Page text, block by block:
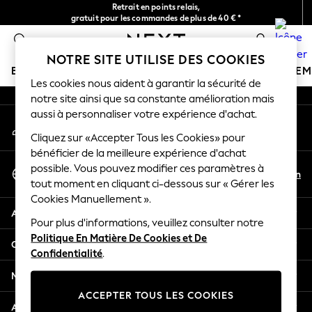
Retrait en points relais,
gratuit pour les commandes de plus de 40 € *
Livraison en 2-3 jours ouvrés*
BOUTIQUE VACANCES
HOLIDAY SHOP
Women's Holiday Shop
All Swimwear
All Beachwear
Bags & Accessories
Beach Dresses & Kaftans
Dresses
Flip Flops
Sliders
Jumpsuits & Playsuits
Linen Collection
Sandals
An error occurred on client
Nos réseaux sociaux
Mon compte
Connexion à votre compte
Sélectionnez Votre Langue
Français
En
Aide
Confidentialité et mentions légales
Ministères
Autres services
NOTRE SITE UTILISE DES COOKIES
Les cookies nous aident à garantir la sécurité de
notre site ainsi que sa constante amélioration mais
aussi à personnaliser votre expérience d'achat.
Cliquez sur «Accepter Tous les Cookies» pour
bénéficier de la meilleure expérience d'achat
possible. Vous pouvez modifier ces paramètres à
tout moment en cliquant ci-dessous sur « Gérer les
Cookies Manuellement ».
Pour plus d'informations, veuillez consulter notre
Politique En Matière De Cookies et De
Confidentialité.
ACCEPTER TOUS LES COOKIES